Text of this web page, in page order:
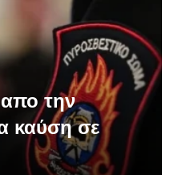
την
καύση σε